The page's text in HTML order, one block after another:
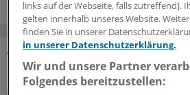
DAS KÖNNTE SIE AUCH
links auf der Webseite, falls zutreffend].
gelten innerhalb unseres Website.
finden Sie in unserer
in unserer Datenschutzerklärung.
Wir und unsere Partner
Folgendes bereitzustellen: